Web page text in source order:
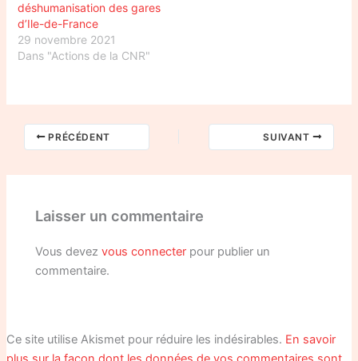
déshumanisation des gares
d’Ile-de-France
29 novembre 2021
Dans "Actions de la CNR"
PRÉCÉDENT SUIVANT
Laisser un commentaire
Vous devezvous connecter pour publier un
commentaire.
Ce site utilise Akismet pour réduire les indésirables. En savoir